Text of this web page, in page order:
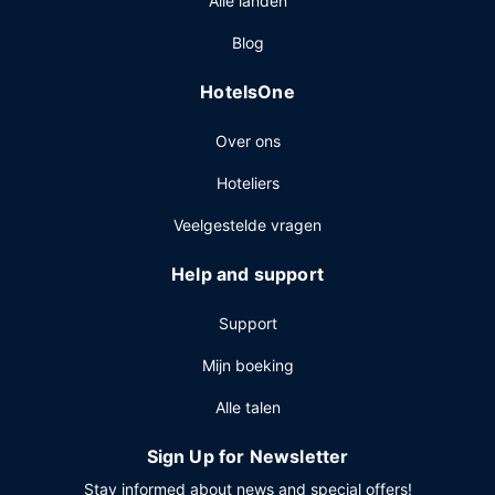
Blog
HotelsOne
Over ons
Hoteliers
Veelgestelde vragen
Help and support
Support
Mijn boeking
Alle talen
Sign Up for Newsletter
Stay informed about news and special offers!